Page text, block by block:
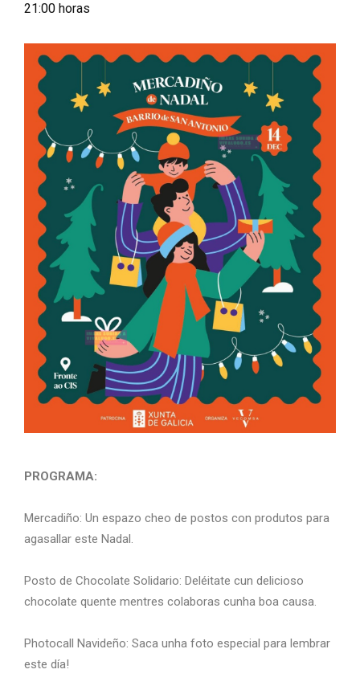
21:00 horas
PROGRAMA:
Mercadiño: Un espazo cheo de postos con produtos para
agasallar este Nadal.
Posto de Chocolate Solidario: Deléitate cun delicioso
chocolate quente mentres colaboras cunha boa causa.
Photocall Navideño: Saca unha foto especial para lembrar
este día!